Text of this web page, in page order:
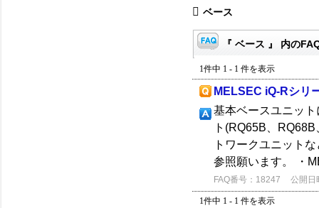
ベース
『 ベース 』 内の
1件中 1 - 1 件を表示
MELSEC iQ-Rシリ
基本ベースユニッ
ト(RQ65B、
トワークユニット
参照願います。 ・
FAQ番号：18247 公開日
1件中 1 - 1 件を表示